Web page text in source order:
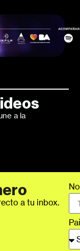
a la
a tu inbox.